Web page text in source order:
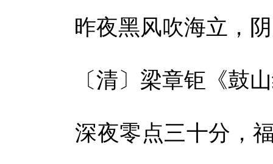
昨夜黑风吹海立，阴
〔清〕梁章钜《鼓
深夜零点三十分，福